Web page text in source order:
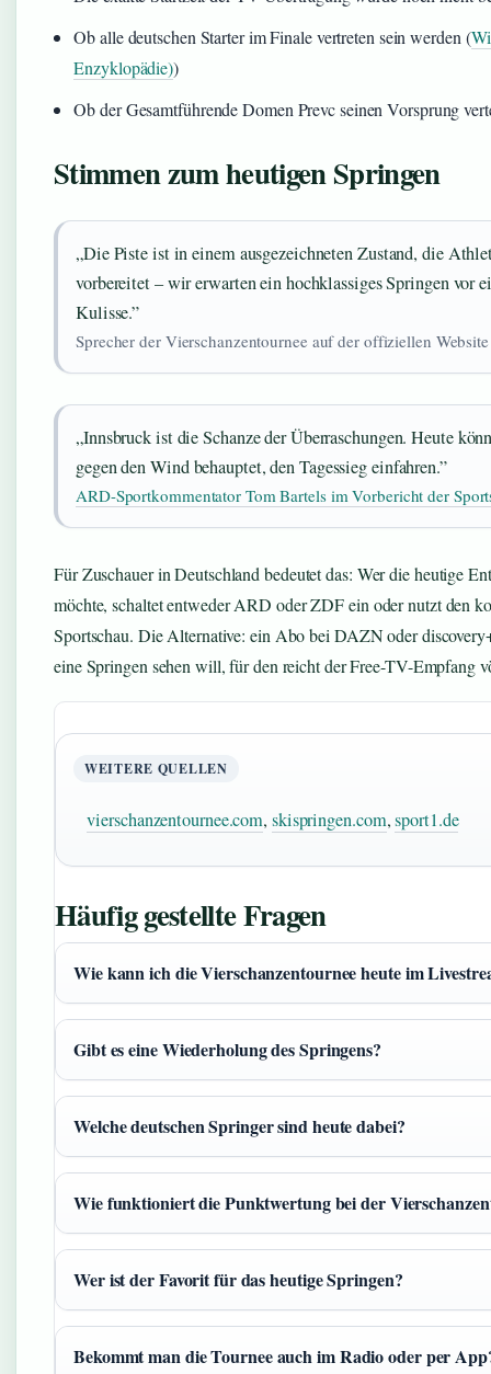
Ob alle deutschen Starter im Finale vertreten sein werden (
Enzyklopädie))
Ob der Gesamtführende Domen Prevc seinen Vorsprung
Stimmen zum heutigen Springen
„Die Piste ist in einem ausgezeichneten Zustand, die
vorbereitet – wir erwarten ein hochklassiges Springen vor
Kulisse.”
Sprecher der Vierschanzentournee auf der offiziellen Website
„Innsbruck ist die Schanze der Überraschungen. Heute
gegen den Wind behauptet, den Tagessieg einfahren.”
ARD-Sportkommentator Tom Bartels im Vorbericht der
Für Zuschauer in Deutschland bedeutet das: Wer die heutige
möchte, schaltet entweder ARD oder ZDF ein oder nutzt den
Sportschau. Die Alternative: ein Abo bei DAZN oder
eine Springen sehen will, für den reicht der Free-TV-Empfang
WEITERE QUELLEN
vierschanzentournee.com, skispringen.com,sport1.de
Häufig gestellte Fragen
Wie kann ich die Vierschanzentournee heute im
Gibt es eine Wiederholung des Springens?
Welche deutschen Springer sind heute dabei?
Wie funktioniert die Punktwertung bei der
Wer ist der Favorit für das heutige Springen?
Bekommt man die Tournee auch im Radio oder per